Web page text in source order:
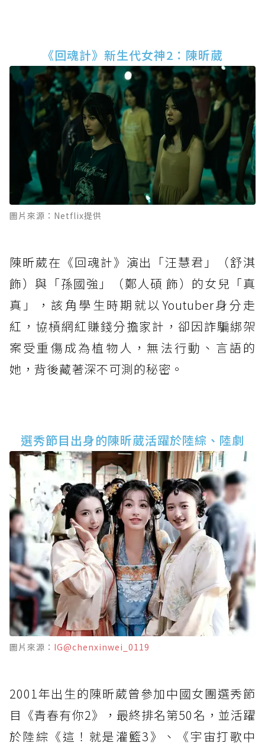
《回魂計》新生代女神2：陳昕葳
圖片來源：Netflix提供
陳昕葳在《回魂計》演出「汪慧君」（舒淇
飾）與「孫國強」（鄭人碩 飾）的女兒「真
真」，該角學生時期就以Youtuber身分走
紅，協槓網紅賺錢分擔家計，卻因詐騙綁架
案受重傷成為植物人，無法行動、言語的
她，背後藏著深不可測的秘密。
選秀節目出身的陳昕葳活躍於陸綜、陸劇
圖片來源： IG@chenxinwei_0119
2001年出生的陳昕葳曾參加中國女團選秀節
目《青春有你2》，最終排名第50名，並活躍
於陸綜《這！就是灌籃3》、《宇宙打歌中